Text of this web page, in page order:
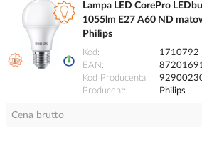
Lampa LED CorePro
1055lm E27 A60 ND
Philips
Kod
1710792
EAN
Kod Producenta
Producent
Philips
Cena brutto